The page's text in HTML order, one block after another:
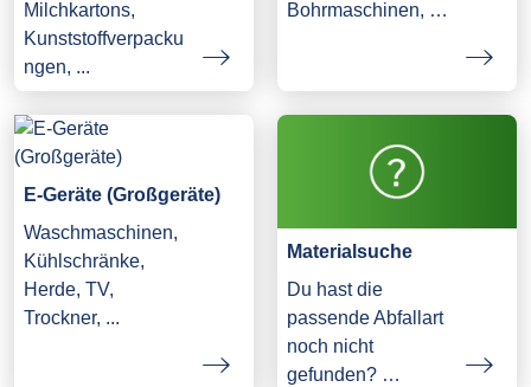
Milchkartons,
Kunststoffverpacku
ngen, ...
Bohrmaschinen, …
E-Geräte (Großgeräte)
Waschmaschinen,
Kühlschränke,
Herde, TV,
Trockner, ...
Materialsuche
Du hast die
passende Abfallart
noch nicht
gefunden? …